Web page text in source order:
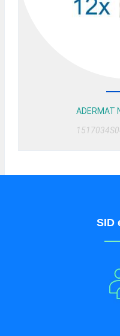
ADERMAT
SID